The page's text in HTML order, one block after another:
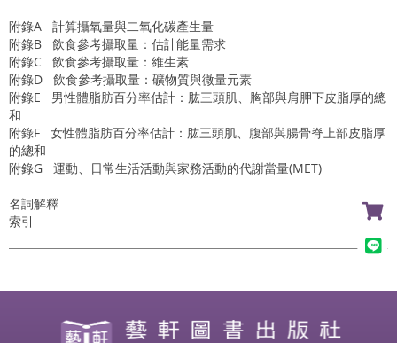
附錄A
計算攝氧量與二氧化碳產生量
附錄B
飲食參考攝取量：估計能量需求
附錄C
飲食參考攝取量：維生素
附錄D
飲食參考攝取量：礦物質與微量元素
附錄E
男性體脂肪百分率估計：肱三頭肌、胸部與肩胛下皮脂厚的總
和
附錄F
女性體脂肪百分率估計：肱三頭肌、腹部與腸骨脊上部皮脂厚
的總和
附錄G
運動、日常生活活動與家務活動的代謝當量(MET)
名詞解釋
索引